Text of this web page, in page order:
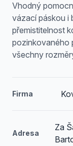
Vhodný
vázací páskou i
přemistitelnost
pozinkovaného
všechny
Firma
Adresa
Za